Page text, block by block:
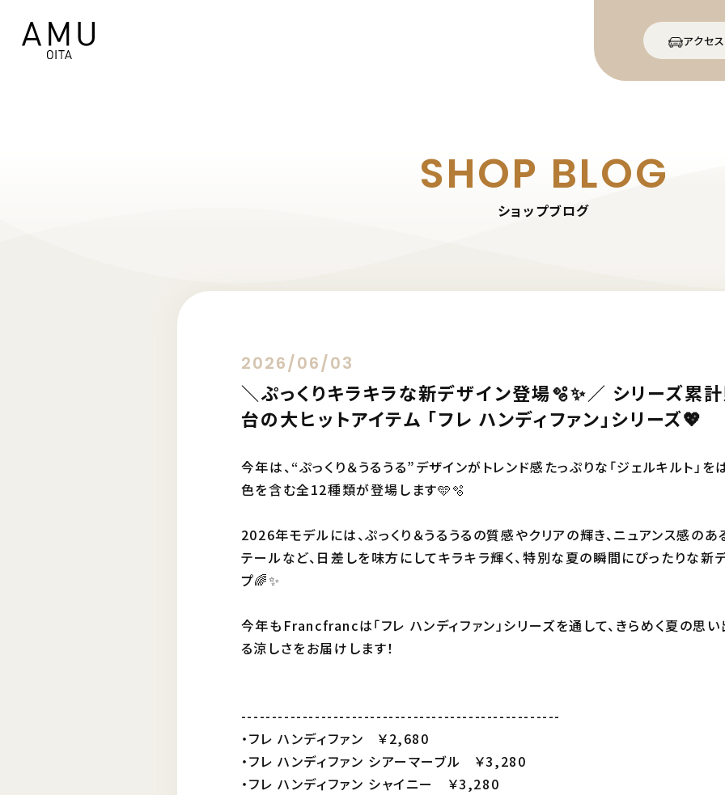
アクセ
SHOP BLOG
ショップブログ
2026/06/03
＼ぷっくりキラキラな新デザイン登場🫧✨／ シリーズ累
台の大ヒットアイテム 「フレ ハンディファン」シリーズ💖
今年は、“ぷっくり＆うるうる”デザインがトレンド感たっぷりな「ジェルキルト」
色を含む全12種類が登場します🩵🫧
2026年モデルには、ぷっくり＆うるうるの質感やクリアの輝き、ニュアンス感の
テールなど、日差しを味方にしてキラキラ輝く、特別な夏の瞬間にぴったりな新
プ🌈✨
今年もFrancfrancは「フレ ハンディファン」シリーズを通して、きらめく夏の思
る涼しさをお届けします！
----------------------------------------------------
・フレ ハンディファン ￥2,680
・フレ ハンディファン シアーマーブル ￥3,280
・フレ ハンディファン シャイニー ￥3,280